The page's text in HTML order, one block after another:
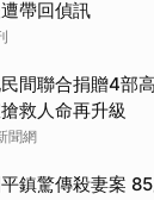
帶回偵訊
間聯合捐贈4部
救人命再升級
聞網
鎮驚傳殺妻案